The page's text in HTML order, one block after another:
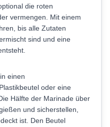
die roten
vermengen. Mit einem
bis alle Zutaten
sind und eine
einen
oder eine
Hälfte der Marinade über
und sicherstellen,
ist. Den Beutel